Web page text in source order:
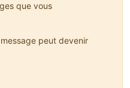
que vous
peut devenir